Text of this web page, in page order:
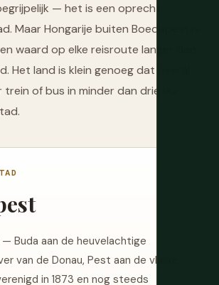
— het is een oprecht
Maar Hongarije buiten Boedapest is
waard op elke reisroute langer dan
Het land is klein genoeg dat overal
of bus in minder dan drie uur
Buda aan de heuvelachtige
van de Donau, Pest aan de vlakke
in 1873 en nog steeds